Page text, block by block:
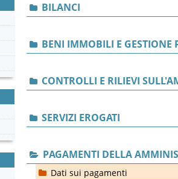
BILANCI
BENI IMMOBILI E GESTIONE
CONTROLLI E RILIEVI
SERVIZI EROGATI
PAGAMENTI DELLA
Dati sui pagamenti